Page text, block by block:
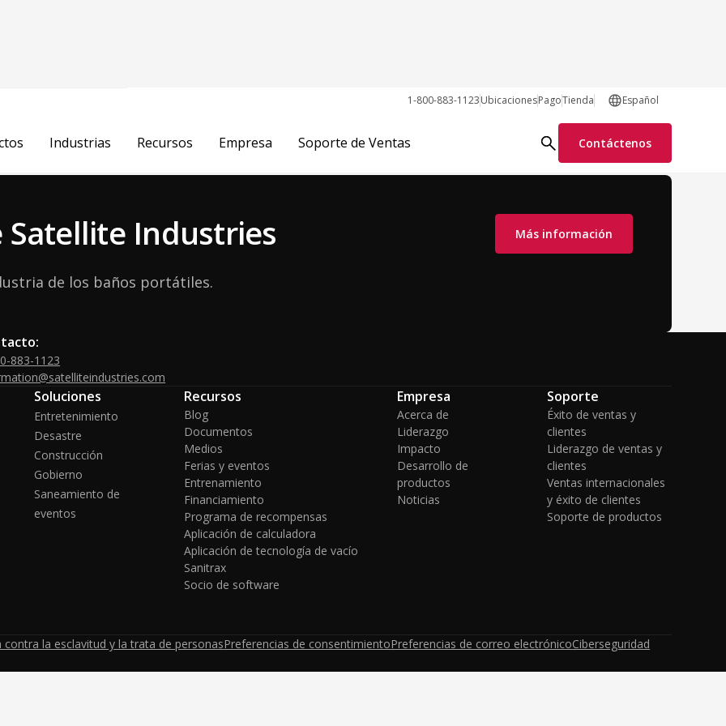
1-800-883-1123UbicacionesPagoTienda Español
Industrias Recursos Empresa Soporte de Ventas Contáctenos
Amelse
Satellite Industries
de los baños portátiles.
Más información
883-1123
Soluciones
Entretenimiento
Desastre
Construcción
Gobierno
Saneamiento de
eventos
Recursos
Blog
Documentos
Medios
Ferias y eventos
Entrenamiento
Financiamiento
Programa de recompensas
Aplicación de calculadora
Aplicación de tecnología de vacío
Sanitrax
Socio de software
Empresa
Acerca de
Liderazgo
Impacto
Desarrollo de
productos
Noticias
Soporte
Éxito de ventas y
clientes
Liderazgo de ventas y
clientes
Ventas internacionales
y éxito de clientes
Soporte de productos
contra la esclavitud y la trata de personasPreferencias de consentimientoPreferencias de correo electrónicoCiberseguridad